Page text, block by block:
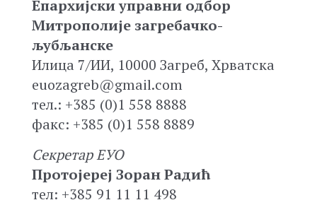
Епархијски управни одбор
Митрополије загребачко-
љубљанске
Илица 7/ИИ, 10000 Загреб, Хрватска
euozagreb@gmail.com
тел.: +385 (0)1 558 8888
факс: +385 (0)1 558 8889
Секретар ЕУО
Протојереј Зоран Радић
тел: +385 91 11 11 498